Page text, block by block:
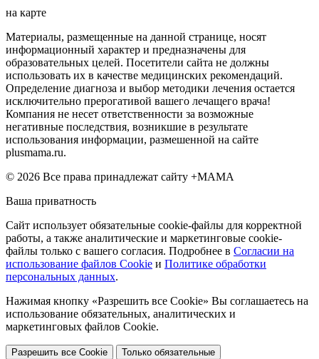
на карте
Материалы, размещенные на данной странице, носят
информационный характер и предназначены для
образовательных целей. Посетители сайта не должны
использовать их в качестве медицинских рекомендаций.
Определение диагноза и выбор методики лечения остается
исключительно прерогативой вашего лечащего врача!
Компания не несет ответственности за возможные
негативные последствия, возникшие в результате
использования информации, размешенной на сайте
plusmama.ru.
© 2026 Все права принадлежат сайту +МАМА
Ваша приватность
Сайт использует обязательные cookie-файлы для корректной
работы, а также аналитические и маркетинговые cookie-
файлы только с вашего согласия. Подробнее в Согласии на
использование файлов Cookie и Политике обработки
персональных данных.
Нажимая кнопку «Разрешить все Cookie» Вы соглашаетесь на
использование обязательных, аналитических и
маркетинговых файлов Cookie.
Разрешить все Cookie Только обязательные